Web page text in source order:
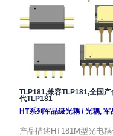
TLP181,兼容TLP181,全国
代TLP181
HT系列军品级光耦/光耦, 军
产品描述HT181M型光电